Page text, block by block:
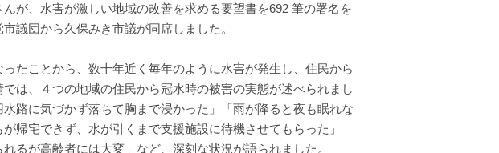
が、水害が激しい地域の改善を求める要望書を692 筆の署名を
議団から久保みき市議が同席しました。
たことから、数十年近く毎年のように水害が発生し、住民から
は、４つの地域の住民から冠水時の被害の実態が述べられまし
路に気づかず落ちて胸まで浸かった」「雨が降ると夜も眠れな
帰宅できず、水が引くまで支援施設に待機させてもらった」
るが高齢者には大変」など、深刻な状況が語られました。